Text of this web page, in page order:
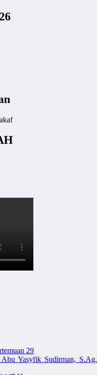
29
Yasyfik Sudirman, S.Ag.